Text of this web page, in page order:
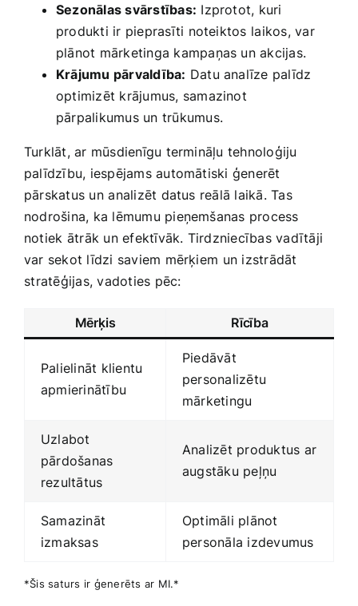
Sezonālas svārstības: Izprotot, kuri
produkti ir​ pieprasīti noteiktos⁢ laikos, var
plānot mārketinga kampaņas un akcijas.
Krājumu pārvaldība: Datu analīze palīdz
optimizēt krājumus, samazinot
pārpalikumus un trūkumus.
Turklāt, ar mūsdienīgu‍ termināļu tehnoloģiju
palīdzību, iespējams automātiski ģenerēt
pārskatus un⁣ analizēt​ datus​ reālā laikā. Tas
nodrošina, ka lēmumu pieņemšanas process
notiek ⁣ātrāk un efektīvāk. Tirdzniecības vadītāji
var sekot līdzi saviem mērķiem ⁤un izstrādāt
⁣stratēģijas, vadoties pēc:
Mērķis Rīcība
Palielināt klientu
apmierinātību
Piedāvāt
personalizētu
mārketingu
Uzlabot
pārdošanas
rezultātus
Analizēt produktus ar
augstāku peļņu
Samazināt
izmaksas
Optimāli ‍plānot
personāla izdevumus
*Šis ‌saturs ir ģenerēts ar⁣ MI.*